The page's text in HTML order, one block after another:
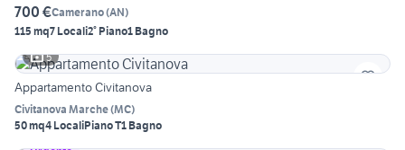
700 €Camerano(AN)
115 mq7 Locali2° Piano1 Bagno
5
Appartamento Civitanova
Civitanova Marche(MC)
50 mq4 LocaliPiano T1 Bagno